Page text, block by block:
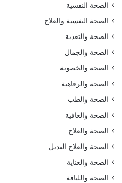
الصحة النفسية
الصحة النفسية والعلاج
الصحة والتغذية
الصحة والجمال
الصحة والخصوبة
الصحة والرفاهية
الصحة والطب
الصحة والعافية
الصحة والعلاج
الصحة والعلاج البديل
الصحة والعناية
الصحة واللياقة